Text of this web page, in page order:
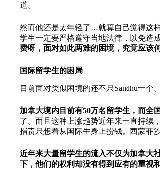
道。
然而他还是太年轻了…就算自己觉得这
学生一定要严格遵守当地法律，以免造成
费呀，面对如此两难的困境，究竟应该
国际留学生的困局
目前面对类似困境的还不只Sandhu一个。
加拿大境内目前有50万名留学生，而全
了。而且这种上涨趋势近年来一直持续
指责只想着从国际生身上捞钱。西蒙菲
近年来大量留学生的流入不仅为加拿大
下，他们的权利却没有得到应有的重视和